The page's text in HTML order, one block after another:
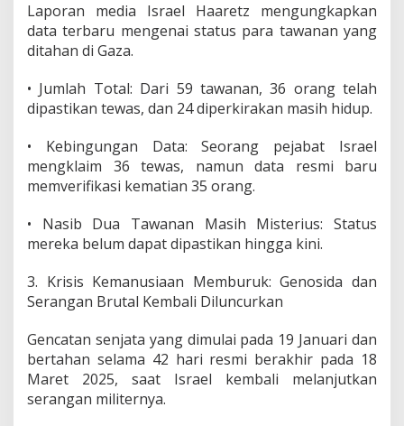
n
n
e
a
n
y
u
Laporan media Israel Haaretz mengungkapkan
data terbaru mengenai status para tawanan yang
ditahan di Gaza.
• Jumlah Total: Dari 59 tawanan, 36 orang telah
dipastikan tewas, dan 24 diperkirakan masih hidup.
• Kebingungan Data: Seorang pejabat Israel
mengklaim 36 tewas, namun data resmi baru
memverifikasi kematian 35 orang.
• Nasib Dua Tawanan Masih Misterius: Status
mereka belum dapat dipastikan hingga kini.
3. Krisis Kemanusiaan Memburuk: Genosida dan
Serangan Brutal Kembali Diluncurkan
Gencatan senjata yang dimulai pada 19 Januari dan
bertahan selama 42 hari resmi berakhir pada 18
Maret 2025, saat Israel kembali melanjutkan
serangan militernya.